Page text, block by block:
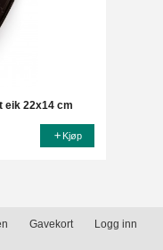
eik 22x14 cm
Kjøp
Gavekort Logg inn